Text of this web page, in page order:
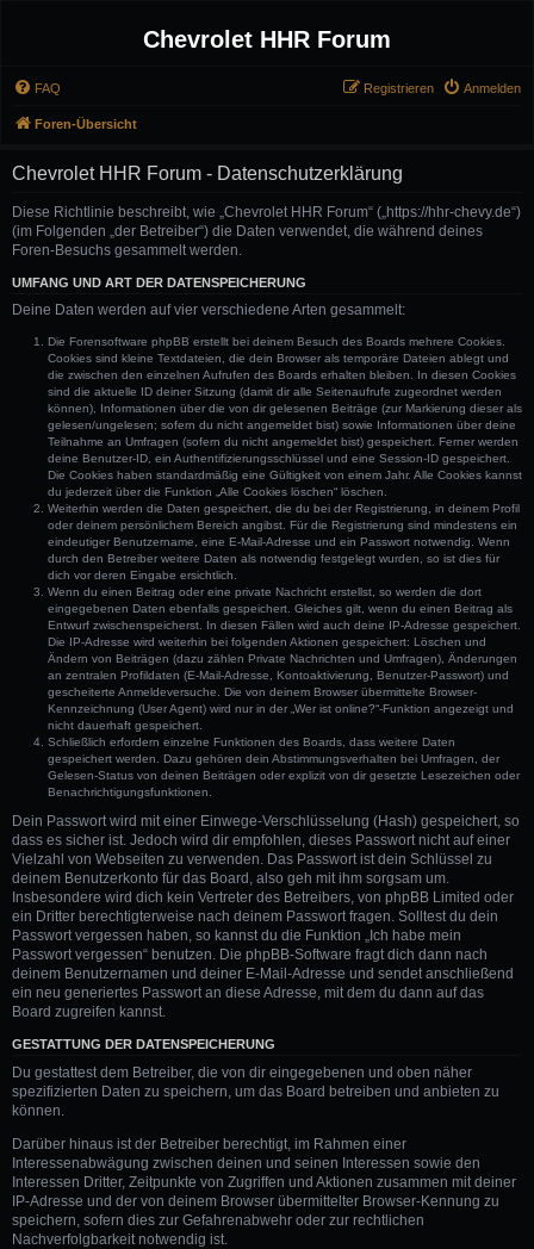
Chevrolet HHR Forum
FAQ Anmelden
Registrieren
Foren-Übersicht
Chevrolet HHR Forum - Datenschutzerklärung
Diese Richtlinie beschreibt, wie „Chevrolet HHR Forum“ („https://hhr-chevy.de“)
(im Folgenden „der Betreiber“) die Daten verwendet, die während deines
Foren-Besuchs gesammelt werden.
UMFANG UND ART DER DATENSPEICHERUNG
Deine Daten werden auf vier verschiedene Arten gesammelt:
Die Forensoftware phpBB erstellt bei deinem Besuch des Boards mehrere Cookies.
Cookies sind kleine Textdateien, die dein Browser als temporäre Dateien ablegt und
die zwischen den einzelnen Aufrufen des Boards erhalten bleiben. In diesen Cookies
sind die aktuelle ID deiner Sitzung (damit dir alle Seitenaufrufe zugeordnet werden
können), Informationen über die von dir gelesenen Beiträge (zur Markierung dieser als
gelesen/ungelesen; sofern du nicht angemeldet bist) sowie Informationen über deine
Teilnahme an Umfragen (sofern du nicht angemeldet bist) gespeichert. Ferner werden
deine Benutzer-ID, ein Authentifizierungsschlüssel und eine Session-ID gespeichert.
Die Cookies haben standardmäßig eine Gültigkeit von einem Jahr. Alle Cookies kannst
du jederzeit über die Funktion „Alle Cookies löschen“ löschen.
Weiterhin werden die Daten gespeichert, die du bei der Registrierung, in deinem Profil
oder deinem persönlichem Bereich angibst. Für die Registrierung sind mindestens ein
eindeutiger Benutzername, eine E-Mail-Adresse und ein Passwort notwendig. Wenn
durch den Betreiber weitere Daten als notwendig festgelegt wurden, so ist dies für
dich vor deren Eingabe ersichtlich.
Wenn du einen Beitrag oder eine private Nachricht erstellst, so werden die dort
eingegebenen Daten ebenfalls gespeichert. Gleiches gilt, wenn du einen Beitrag als
Entwurf zwischenspeicherst. In diesen Fällen wird auch deine IP-Adresse gespeichert.
Die IP-Adresse wird weiterhin bei folgenden Aktionen gespeichert: Löschen und
Ändern von Beiträgen (dazu zählen Private Nachrichten und Umfragen), Änderungen
an zentralen Profildaten (E-Mail-Adresse, Kontoaktivierung, Benutzer-Passwort) und
gescheiterte Anmeldeversuche. Die von deinem Browser übermittelte Browser-
Kennzeichnung (User Agent) wird nur in der „Wer ist online?“-Funktion angezeigt und
nicht dauerhaft gespeichert.
Schließlich erfordern einzelne Funktionen des Boards, dass weitere Daten
gespeichert werden. Dazu gehören dein Abstimmungsverhalten bei Umfragen, der
Gelesen-Status von deinen Beiträgen oder explizit von dir gesetzte Lesezeichen oder
Benachrichtigungsfunktionen.
Dein Passwort wird mit einer Einwege-Verschlüsselung (Hash) gespeichert, so
dass es sicher ist. Jedoch wird dir empfohlen, dieses Passwort nicht auf einer
Vielzahl von Webseiten zu verwenden. Das Passwort ist dein Schlüssel zu
deinem Benutzerkonto für das Board, also geh mit ihm sorgsam um.
Insbesondere wird dich kein Vertreter des Betreibers, von phpBB Limited oder
ein Dritter berechtigterweise nach deinem Passwort fragen. Solltest du dein
Passwort vergessen haben, so kannst du die Funktion „Ich habe mein
Passwort vergessen“ benutzen. Die phpBB-Software fragt dich dann nach
deinem Benutzernamen und deiner E-Mail-Adresse und sendet anschließend
ein neu generiertes Passwort an diese Adresse, mit dem du dann auf das
Board zugreifen kannst.
GESTATTUNG DER DATENSPEICHERUNG
Du gestattest dem Betreiber, die von dir eingegebenen und oben näher
spezifizierten Daten zu speichern, um das Board betreiben und anbieten zu
können.
Darüber hinaus ist der Betreiber berechtigt, im Rahmen einer
Interessenabwägung zwischen deinen und seinen Interessen sowie den
Interessen Dritter, Zeitpunkte von Zugriffen und Aktionen zusammen mit deiner
IP-Adresse und der von deinem Browser übermittelter Browser-Kennung zu
speichern, sofern dies zur Gefahrenabwehr oder zur rechtlichen
Nachverfolgbarkeit notwendig ist.